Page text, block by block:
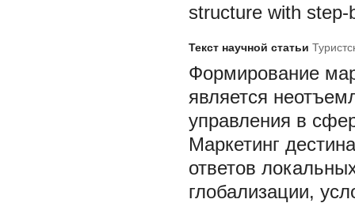
structure with
Текст научной статьи
Формирование
является
управления в
Маркетинг
ответов
глобализации,